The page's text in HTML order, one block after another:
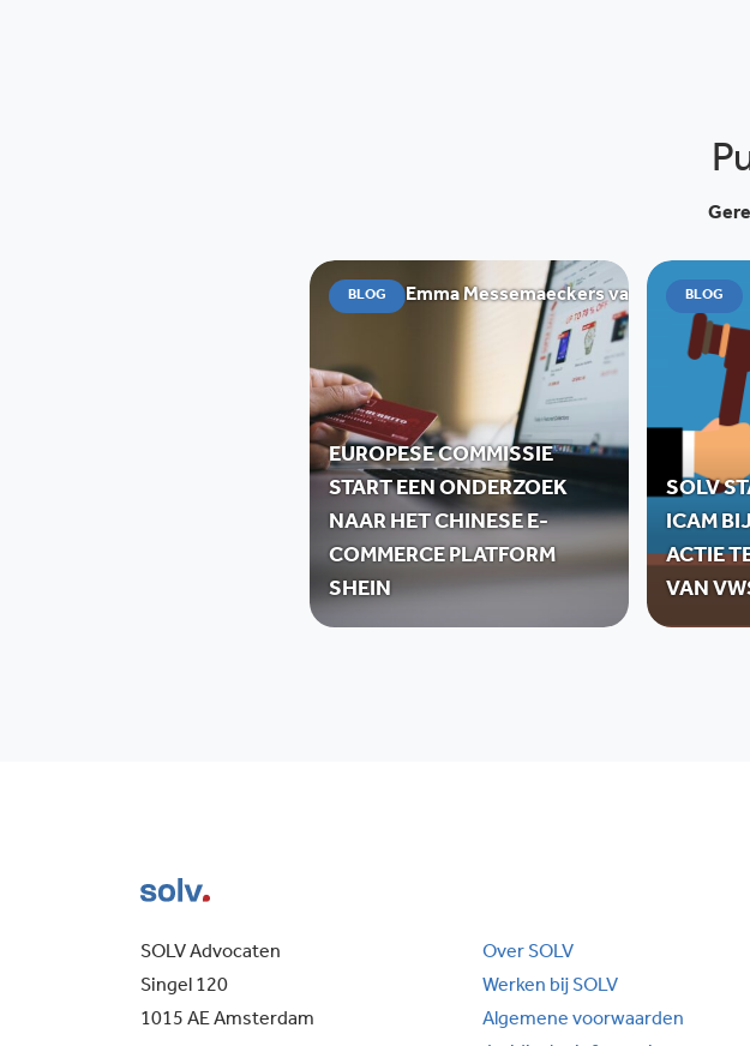
BLOG Emma Messemaeckers van de Graaff
EUROPESE COMMISSIE
START EEN ONDERZOEK
NAAR HET CHINESE E-
COMMERCE PLATFORM
SHEIN
BLOG
SOLV
ICAM
ACTIE
VAN
SOLV Advocaten
Singel 120
1015 AE Amsterdam
Over SOLV
Werken bij SOLV
Algemene voorwaarden